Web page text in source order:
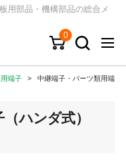
用部品・機構部品の総合メ
0
端子 >
中継端子・パーツ類用端
ハンダ式）